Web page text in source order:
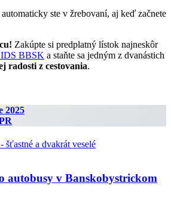
ste v žrebovaní, aj keď začnete
Zakúpte si predplatný lístok najneskôr
IDS BBSK a staňte sa jedným z dvanástich
radosti z cestovania.
2025
autobusy v Banskobystrickom